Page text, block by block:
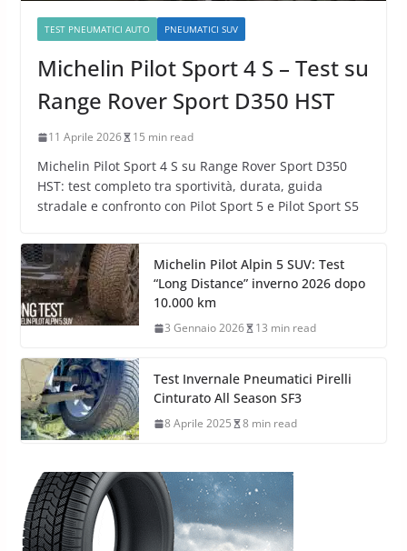
TEST PNEUMATICI AUTO PNEUMATICI SUV
Michelin Pilot Sport 4 S – Test su
Range Rover Sport D350 HST
11 Aprile 2026 15 min read
Michelin Pilot Sport 4 S su Range Rover Sport D350
HST: test completo tra sportività, durata, guida
stradale e confronto con Pilot Sport 5 e Pilot Sport S5
Michelin Pilot Alpin 5 SUV: Test
“Long Distance” inverno 2026 dopo
10.000 km
3 Gennaio 2026 13 min read
Test Invernale Pneumatici Pirelli
Cinturato All Season SF3
8 Aprile 2025 8 min read